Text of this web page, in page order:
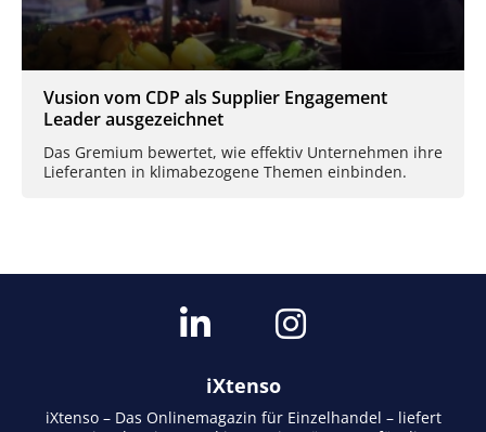
Vusion vom CDP als Supplier Engagement
Leader ausgezeichnet
Das Gremium bewertet, wie effektiv Unternehmen ihre
Lieferanten in klimabezogene Themen einbinden.
iXtenso
iXtenso – Das Onlinemagazin für Einzelhandel – liefert